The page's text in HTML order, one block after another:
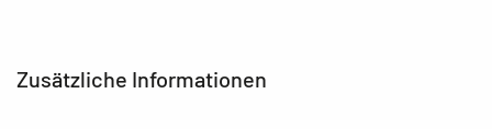
Zusätzliche Informationen